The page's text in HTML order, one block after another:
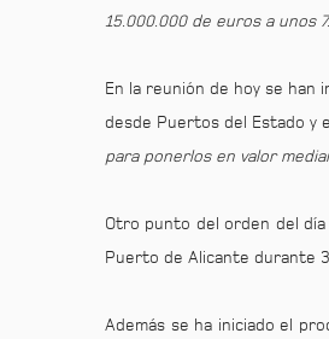
15.000.000 de euros a unos
En la reunión de hoy se han
desde Puertos del Estado y
para ponerlos en valor
Otro punto del orden del día
Puerto de Alicante durante
Además se ha iniciado el